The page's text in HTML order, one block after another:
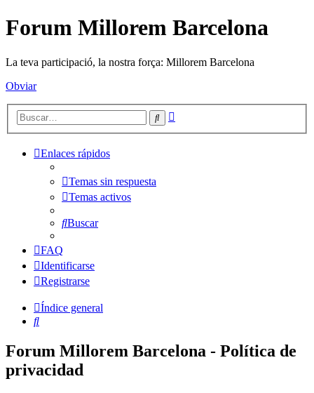
Forum Millorem Barcelona
La teva participació, la nostra força: Millorem Barcelona
Obviar
Buscar
Enlaces rápidos
Temas sin respuesta
Temas activos
Buscar
FAQ
Identificarse
Registrarse
Índice general
Buscar
Forum Millorem Barcelona - Política de
privacidad